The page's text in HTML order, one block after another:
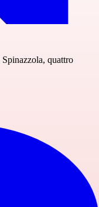
quattro